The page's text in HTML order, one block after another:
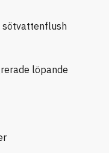
sötvattenflush
löpande